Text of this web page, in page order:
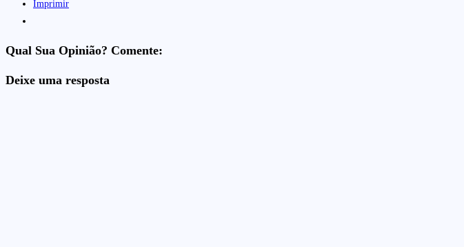
Imprimir
Qual Sua Opinião? Comente:
Deixe uma resposta